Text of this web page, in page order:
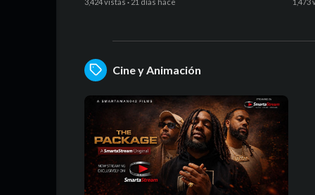
3,424 vistas · 21 días hace
1,473
Cine y Animación